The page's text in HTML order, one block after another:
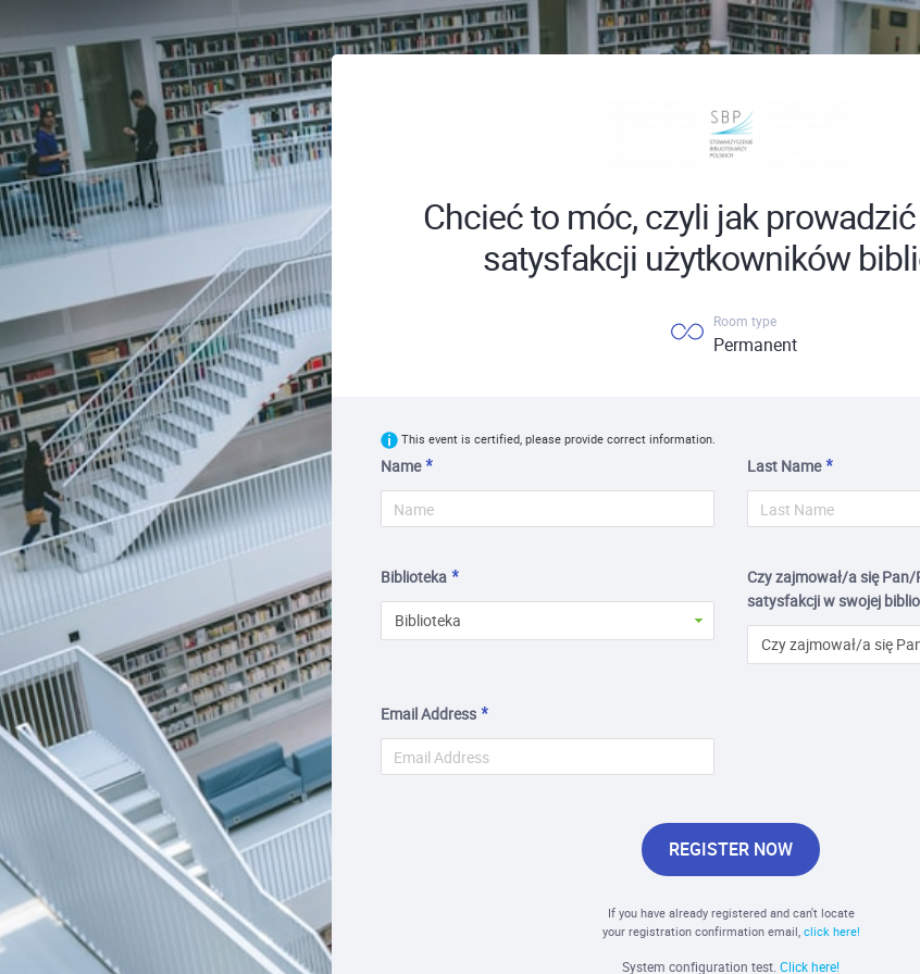
Chcieć to móc, czyli jak
satysfakcji użytkowników
Room type
Permanent
This event is certified, please provide correct information.
Name Last Name
Biblioteka
Biblioteka
Czy zajmował/a się
satysfakcji w swojej
Czy zajmował/a się
Email Address
REGISTER NOW
If you have already registered and can't locate
your registration confirmation email, click here!
System configuration test. Click here!